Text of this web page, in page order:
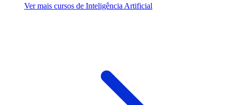
Ver mais cursos de Inteligência Artificial